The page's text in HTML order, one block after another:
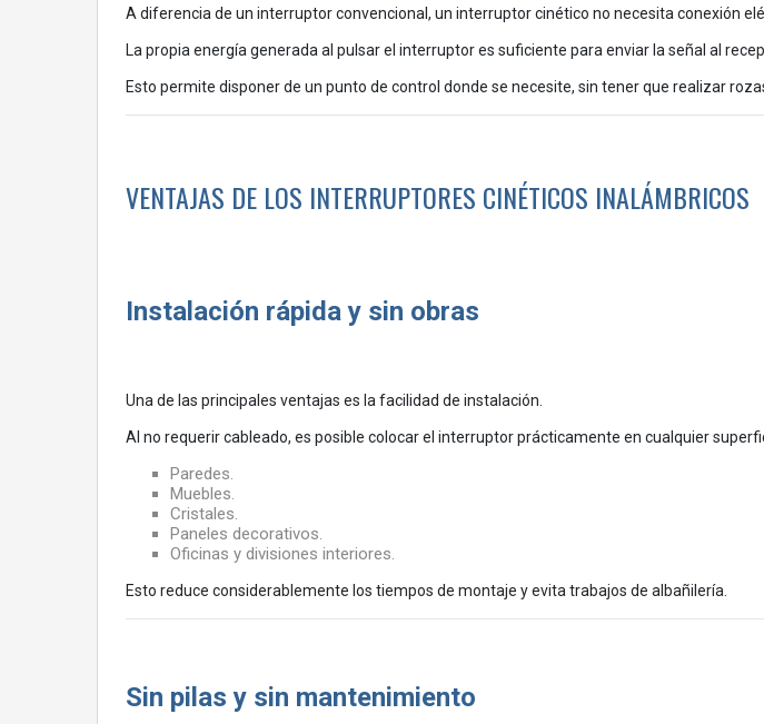
Aplicaciones habituales
Tecnología eficiente para espacios modernos
Soluciones innovadoras en Suministros Lozano
A diferencia de un interruptor convencional, un interruptor cinético no necesita conexión
La propia energía generada al pulsar el interruptor es suficiente para enviar la señal al
Esto permite disponer de un punto de control donde se necesite, sin tener que realizar
VENTAJAS DE LOS INTERRUPTORES CINÉTICOS INALÁMBRICOS
Instalación rápida y sin obras
Una de las principales ventajas es la facilidad de instalación.
Al no requerir cableado, es posible colocar el interruptor prácticamente en cualquier
Paredes.
Muebles.
Cristales.
Paneles decorativos.
Oficinas y divisiones interiores.
Esto reduce considerablemente los tiempos de montaje y evita trabajos de albañilería.
Sin pilas y sin mantenimiento